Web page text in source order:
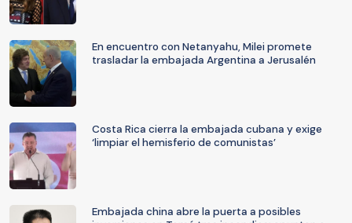
En encuentro con Netanyahu, Milei promete
trasladar la embajada Argentina a Jerusalén
Costa Rica cierra la embajada cubana y exige
‘limpiar el hemisferio de comunistas’
Embajada china abre la puerta a posibles